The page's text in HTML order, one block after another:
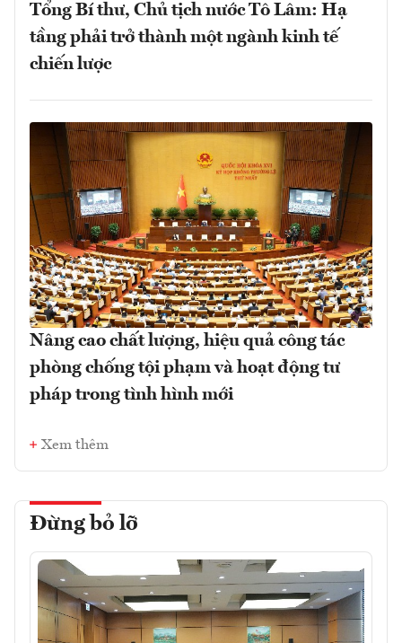
Tổng Bí thư, Chủ tịch nước Tô Lâm: Hạ
tầng phải trở thành một ngành kinh tế
chiến lược
Nâng cao chất lượng, hiệu quả công tác
phòng chống tội phạm và hoạt động tư
pháp trong tình hình mới
Xem thêm
Đừng bỏ lỡ